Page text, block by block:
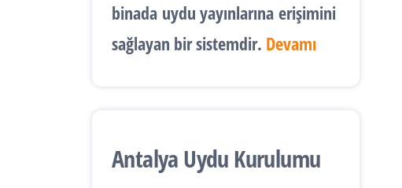
binada uydu yayınlarına erişimini
sağlayan bir sistemdir. Devamı
Antalya Uydu Kurulumu